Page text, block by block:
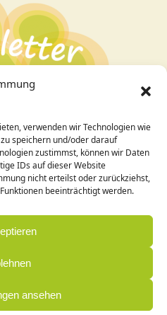
verwenden wir Technologien wie
speichern und/oder darauf
zustimmst, können wir Daten
IDs auf dieser Website
nicht erteilst oder zurückziehst,
beeinträchtigt werden.
ansehen
hier zum